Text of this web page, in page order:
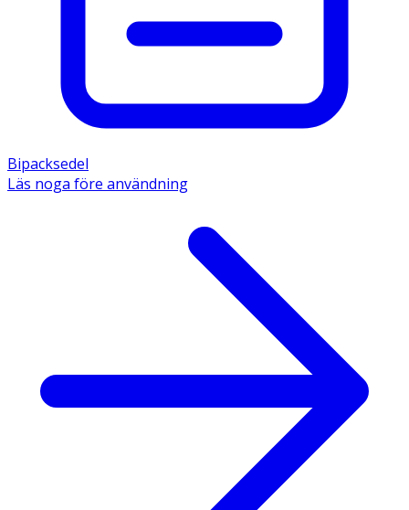
Bipacksedel
Läs noga före användning